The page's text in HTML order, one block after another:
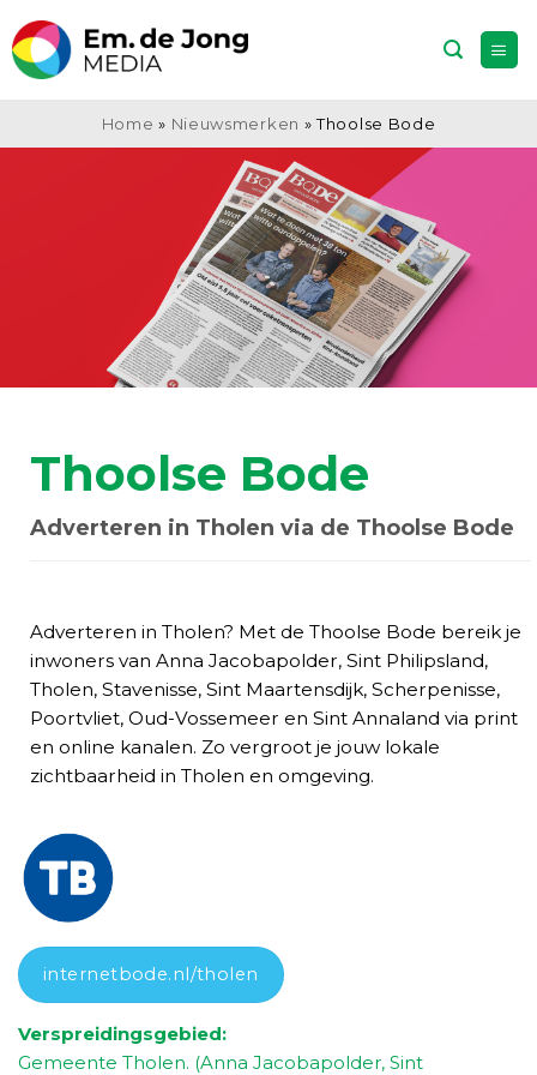
naar
inhoud
Home » Nieuwsmerken »Thoolse Bode
Thoolse Bode
Adverteren in Tholen via de Thoolse Bode
Adverteren in Tholen? Met de Thoolse Bode bereik je
inwoners van Anna Jacobapolder, Sint Philipsland,
Tholen, Stavenisse, Sint Maartensdijk, Scherpenisse,
Poortvliet, Oud-Vossemeer en Sint Annaland via print
en online kanalen. Zo vergroot je jouw lokale
zichtbaarheid in Tholen en omgeving.
internetbode.nl/tholen
Verspreidingsgebied:
Gemeente Tholen. (Anna Jacobapolder, Sint